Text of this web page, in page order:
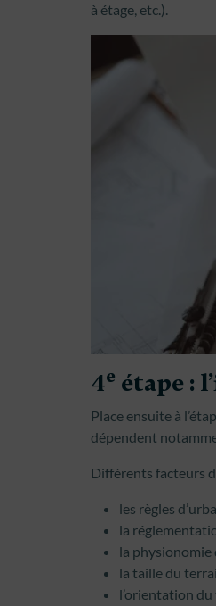
à étage, etc.).
4e étape :
Place ensuite à
dépendent
Différents facteurs
les règles
la
la physionomie
la taille du
l’orientation